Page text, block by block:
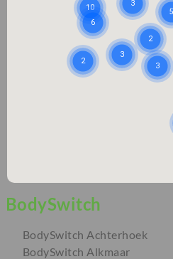
BodySwitch Achterhoek
BodySwitch Alkmaar